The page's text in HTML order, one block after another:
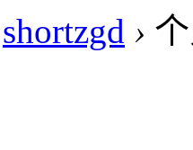
shortzgd ›